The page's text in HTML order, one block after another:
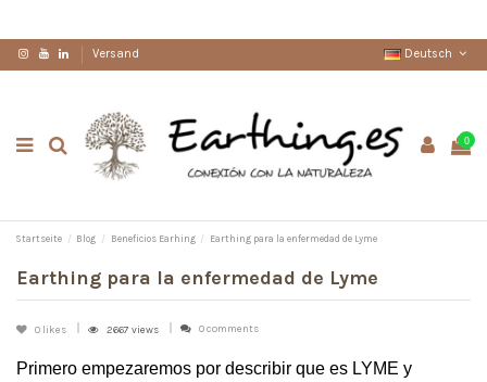
Versand Deutsch
0
Startseite Blog Beneficios Earhing Earthing para la enfermedad de Lyme
Earthing para la enfermedad de Lyme
0 likes 2667 views 0 comments
Primero empezaremos por describir que es LYME y